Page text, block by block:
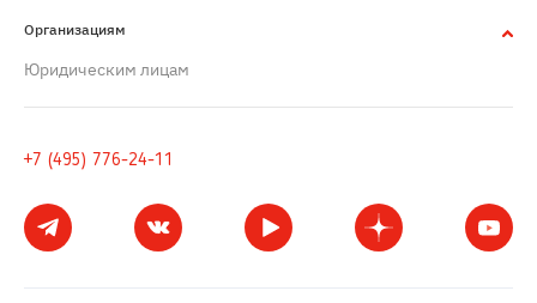
Организациям
Юридическим лицам
+7 (495) 776-24-11